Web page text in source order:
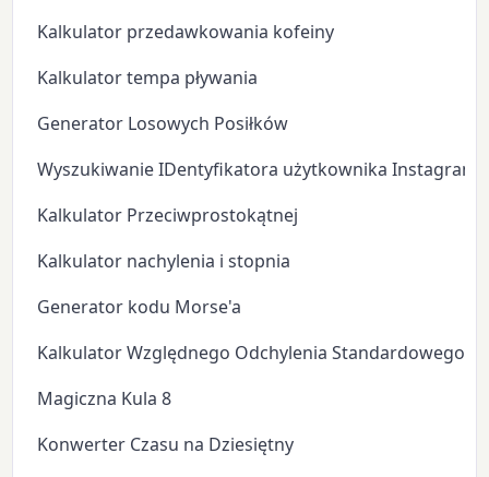
Kalkulator przedawkowania kofeiny
Kalkulator tempa pływania
Generator Losowych Posiłków
Wyszukiwanie IDentyfikatora użytkownika Instagram
Kalkulator Przeciwprostokątnej
Kalkulator nachylenia i stopnia
Generator kodu Morse'a
Kalkulator Względnego Odchylenia Standardowego
Magiczna Kula 8
Konwerter Czasu na Dziesiętny